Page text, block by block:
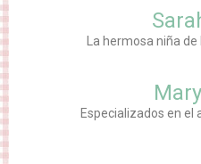
La hermosa niña
Especializados en el